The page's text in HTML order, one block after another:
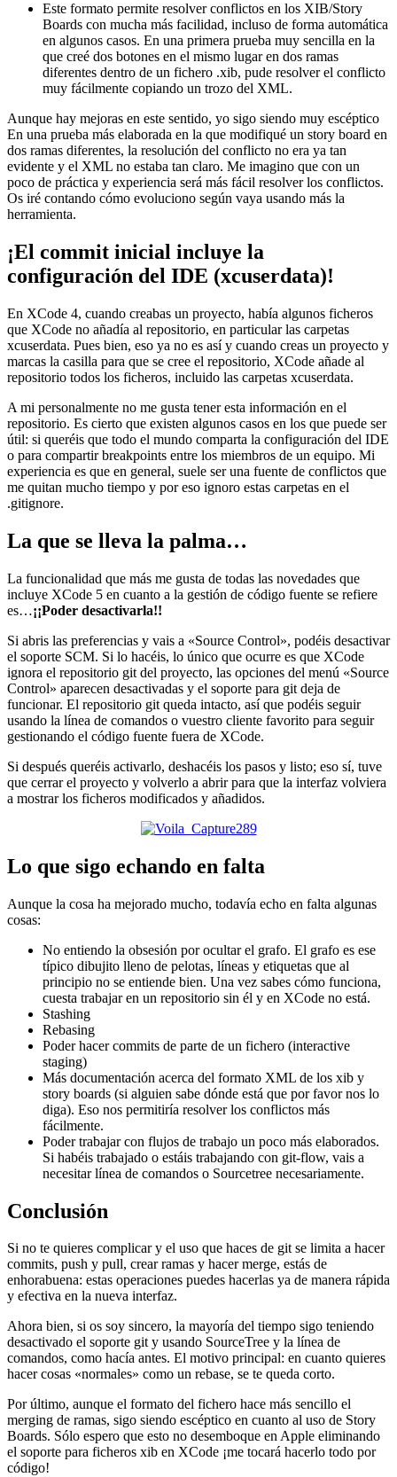
Este formato permite resolver conflictos en los XIB/Story
Boards con mucha más facilidad, incluso de forma automática
en algunos casos. En una primera prueba muy sencilla en la
que creé dos botones en el mismo lugar en dos ramas
diferentes dentro de un fichero .xib, pude resolver el conflicto
muy fácilmente copiando un trozo del XML.
Aunque hay mejoras en este sentido, yo sigo siendo muy escéptico
En una prueba más elaborada en la que modifiqué un story board en
dos ramas diferentes, la resolución del conflicto no era ya tan
evidente y el XML no estaba tan claro. Me imagino que con un
poco de práctica y experiencia será más fácil resolver los conflictos.
Os iré contando cómo evoluciono según vaya usando más la
herramienta.
¡El commit inicial incluye la
configuración del IDE (xcuserdata)!
En XCode 4, cuando creabas un proyecto, había algunos ficheros
que XCode no añadía al repositorio, en particular las carpetas
xcuserdata. Pues bien, eso ya no es así y cuando creas un proyecto y
marcas la casilla para que se cree el repositorio, XCode añade al
repositorio todos los ficheros, incluido las carpetas xcuserdata.
A mi personalmente no me gusta tener esta información en el
repositorio. Es cierto que existen algunos casos en los que puede ser
útil: si queréis que todo el mundo comparta la configuración del IDE
o para compartir breakpoints entre los miembros de un equipo. Mi
experiencia es que en general, suele ser una fuente de conflictos que
me quitan mucho tiempo y por eso ignoro estas carpetas en el
.gitignore.
La que se lleva la palma…
La funcionalidad que más me gusta de todas las novedades que
incluye XCode 5 en cuanto a la gestión de código fuente se refiere
es…¡¡Poder desactivarla!!
Si abris las preferencias y vais a «Source Control», podéis desactivar
el soporte SCM. Si lo hacéis, lo único que ocurre es que XCode
ignora el repositorio git del proyecto, las opciones del menú «Source
Control» aparecen desactivadas y el soporte para git deja de
funcionar. El repositorio git queda intacto, así que podéis seguir
usando la línea de comandos o vuestro cliente favorito para seguir
gestionando el código fuente fuera de XCode.
Si después queréis activarlo, deshacéis los pasos y listo; eso sí, tuve
que cerrar el proyecto y volverlo a abrir para que la interfaz volviera
a mostrar los ficheros modificados y añadidos.
Lo que sigo echando en falta
Aunque la cosa ha mejorado mucho, todavía echo en falta algunas
cosas:
No entiendo la obsesión por ocultar el grafo. El grafo es ese
típico dibujito lleno de pelotas, líneas y etiquetas que al
principio no se entiende bien. Una vez sabes cómo funciona,
cuesta trabajar en un repositorio sin él y en XCode no está.
Stashing
Rebasing
Poder hacer commits de parte de un fichero (interactive
staging)
Más documentación acerca del formato XML de los xib y
story boards (si alguien sabe dónde está que por favor nos lo
diga). Eso nos permitiría resolver los conflictos más
fácilmente.
Poder trabajar con flujos de trabajo un poco más elaborados.
Si habéis trabajado o estáis trabajando con git-flow, vais a
necesitar línea de comandos o Sourcetree necesariamente.
Conclusión
Si no te quieres complicar y el uso que haces de git se limita a hacer
commits, push y pull, crear ramas y hacer merge, estás de
enhorabuena: estas operaciones puedes hacerlas ya de manera rápida
y efectiva en la nueva interfaz.
Ahora bien, si os soy sincero, la mayoría del tiempo sigo teniendo
desactivado el soporte git y usando SourceTree y la línea de
comandos, como hacía antes. El motivo principal: en cuanto quieres
hacer cosas «normales» como un rebase, se te queda corto.
Por último, aunque el formato del fichero hace más sencillo el
merging de ramas, sigo siendo escéptico en cuanto al uso de Story
Boards. Sólo espero que esto no desemboque en Apple eliminando
el soporte para ficheros xib en XCode ¡me tocará hacerlo todo por
código!